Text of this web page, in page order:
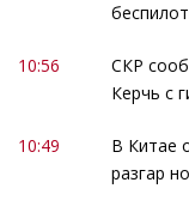
10:56
СКР
Керчь с
10:49
В Китае
разгар